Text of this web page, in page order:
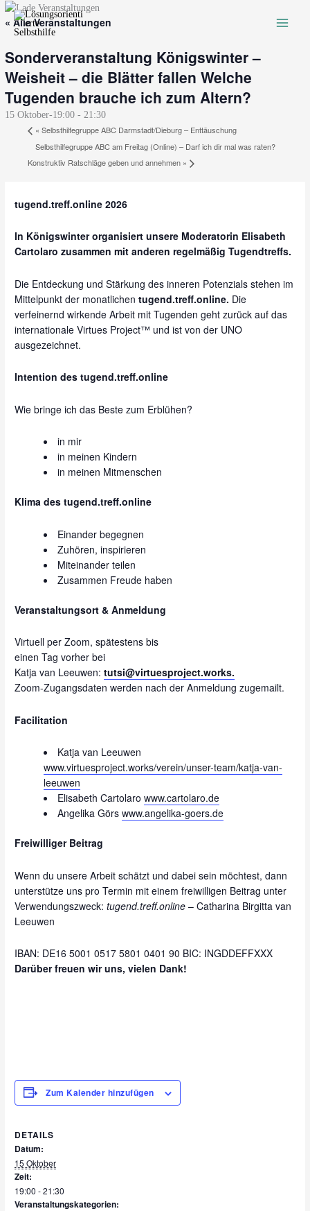
Zum
Inhalt
springen
« Alle Veranstaltungen
Sonderveranstaltung Königswinter –
Weisheit – die Blätter fallen Welche
Tugenden brauche ich zum Altern?
15 Oktober-19:00 -21:30
« Selbsthilfegruppe ABC Darmstadt/Dieburg – Enttäuschung
Selbsthilfegruppe ABC am Freitag (Online) – Darf ich dir mal was raten?
Konstruktiv Ratschläge geben und annehmen »
tugend.treff.online 2026
In Königswinter organisiert unsere Moderatorin Elisabeth
Cartolaro zusammen mit anderen regelmäßig Tugendtreffs.
Die Entdeckung und Stärkung des inneren Potenzials stehen im
Mittelpunkt der monatlichentugend.treff.online. Die
verfeinernd wirkende Arbeit mit Tugenden geht zurück auf das
internationale Virtues Project™ und ist von der UNO
ausgezeichnet.
Intention des tugend.treff.online
Wie bringe ich das Beste zum Erblühen?
in mir
in meinen Kindern
in meinen Mitmenschen
Klima des tugend.treff.online
Einander begegnen
Zuhören, inspirieren
Miteinander teilen
Zusammen Freude haben
Veranstaltungsort & Anmeldung
Virtuell per Zoom, spätestens bis
einen Tag vorher bei
Katja van Leeuwen:tutsi@virtuesproject.works.
Zoom-Zugangsdaten werden nach der Anmeldung zugemailt.
Facilitation
Katja van Leeuwen
www.virtuesproject.works/verein/unser-team/katja-van-
leeuwen
Elisabeth Cartolarowww.cartolaro.de
Angelika Görswww.angelika-goers.de
Freiwilliger Beitrag
Wenn du unsere Arbeit schätzt und dabei sein möchtest, dann
unterstütze uns pro Termin mit einem freiwilligen Beitrag unter
Verwendungszweck:tugend.treff.online– Catharina Birgitta van
Leeuwen
IBAN: DE16 5001 0517 5801 0401 90 BIC: INGDDEFFXXX
Darüber freuen wir uns, vielen Dank!
Zum Kalender hinzufügen
DETAILS
Datum:
15 Oktober
Zeit:
19:00 - 21:30
Veranstaltungskategorien: